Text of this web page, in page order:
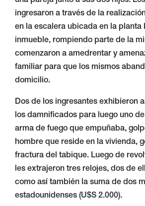
ingresaron a través de la
en la escalera ubicada en la planta
inmueble, rompiendo parte de la
comenzaron a amedrentar y
familiar para que los mismos
domicilio.
Dos de los ingresantes exhibieron
los damnificados para luego uno
arma de fuego que empuñaba,
hombre que reside en la vivienda,
fractura del tabique. Luego de
les extrajeron tres relojes, dos de
como así también la suma de dos
estadounidenses (U$S 2.000).